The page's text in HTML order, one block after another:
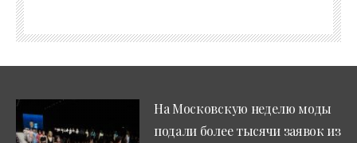
На Московскую неделю моды
подали более тысячи заявок из